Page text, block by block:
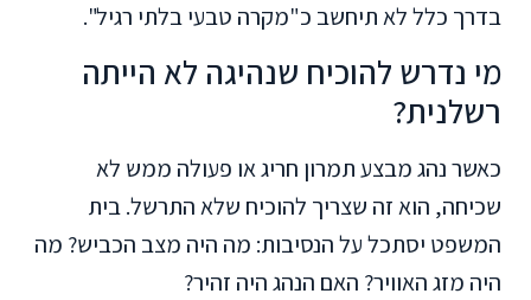
בדרך כלל לא תיחשב כ"מקרה טבעי בלתי רגיל".
מי נדרש להוכיח שנהיגה לא הייתה
רשלנית?
כאשר נהג מבצע תמרון חריג או פעולה ממש לא
שכיחה, הוא זה שצריך להוכיח שלא התרשל. בית
המשפט יסתכל על הנסיבות: מה היה מצב הכביש? מה
היה מזג האוויר? האם הנהג היה זהיר?